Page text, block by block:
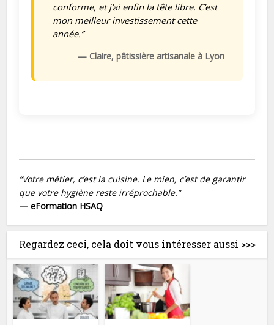
conforme, et j’ai enfin la tête libre. C’est
mon meilleur investissement cette
année.”
— Claire, pâtissière artisanale à Lyon
“Votre métier, c’est la cuisine. Le mien, c’est de garantir
que votre hygiène reste irréprochable.”
— eFormation HSAQ
Regardez ceci, cela doit vous intéresser aussi >>>